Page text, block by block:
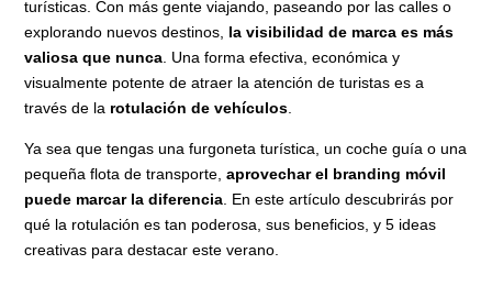
turísticas. Con más gente viajando, paseando por las calles o
explorando nuevos destinos, la visibilidad de marca es más
valiosa que nunca . Una forma efectiva, económica y
visualmente potente de atraer la atención de turistas es a
través de la rotulación de vehículos
Ya sea que tengas una furgoneta turística, un coche guía o una
pequeña flota de transporte,aprovechar el branding móvil
puede marcar la diferencia . En este artículo descubrirás por
qué la rotulación es tan poderosa, sus beneficios, y 5 ideas
creativas para destacar este verano.